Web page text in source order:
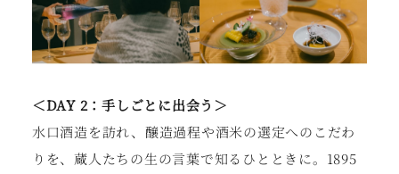
＜DAY 2：手しごとに出会う＞
水口酒造を訪れ、醸造過程や酒米の選定へのこだわ
りを、蔵人たちの生の言葉で知るひとときに。1895